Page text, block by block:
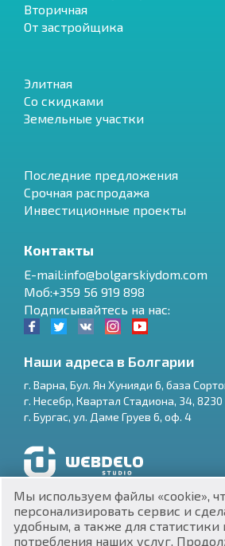
$
₽
₴
Вторичная
От застройщика
Элитная
Со скидками
Земельные участки
Последние предложения
Срочная распродажа
Инвестиционные проекты
Контакты
E-mail:info@bolgarskiydom.com
Моб:+359 56 919 898
Подписывайтесь на нас:
Наши адреса в Болгарии
г. Варна, Бул. Ян Хунияди 6, база
г. Несебр, Квартал Стадиона, 34, 8230
г. Бургас, ул. Даме Груев 6, оф. 4
Разработка и SEO продвижение
Мы используем файлы «cookie»,
персонализировать сервис и
удобным, а также для статистики
потребления наших услуг.